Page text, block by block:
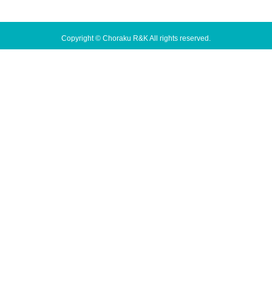
Copyright © Choraku R&K All rights reserved.